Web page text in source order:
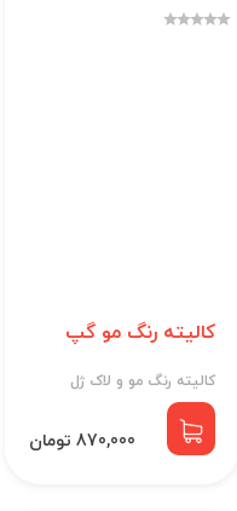
کالیته رنگ مو گپ
کالیته رنگ مو و لاک ژل
870,000 تومان